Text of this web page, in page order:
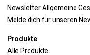
Newsletter Allgemeine
Melde dich für unseren
Produkte
Alle Produkte